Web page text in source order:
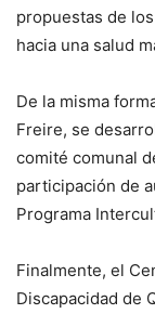
propuestas de
hacia una salud
De la misma
Freire, se
comité comunal
participación de
Programa
Finalmente, el
Discapacidad de